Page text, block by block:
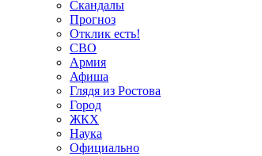
Скандалы
Прогноз
Отклик есть!
СВО
Армия
Афиша
Глядя из Ростова
Город
ЖКХ
Наука
Официально